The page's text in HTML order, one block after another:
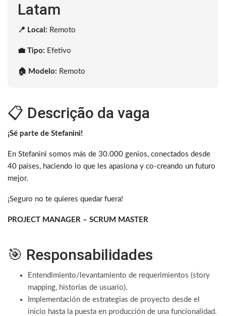
Latam
📍 Local: Remoto
💼 Tipo: Efetivo
🏠 Modelo: Remoto
📋 Descrição da vaga
¡Sé parte de Stefanini!
En Stefanini somos más de 30.000 genios, conectados desde
40 países, haciendo lo que les apasiona y co-creando un futuro
mejor.
¡Seguro no te quieres quedar fuera!
PROJECT MANAGER – SCRUM MASTER
🎯 Responsabilidades
Entendimiento/levantamiento de requerimientos (story
mapping, historias de usuario).
Implementación de estrategias de proyecto desde el
inicio hasta la puesta en producción de una funcionalidad.